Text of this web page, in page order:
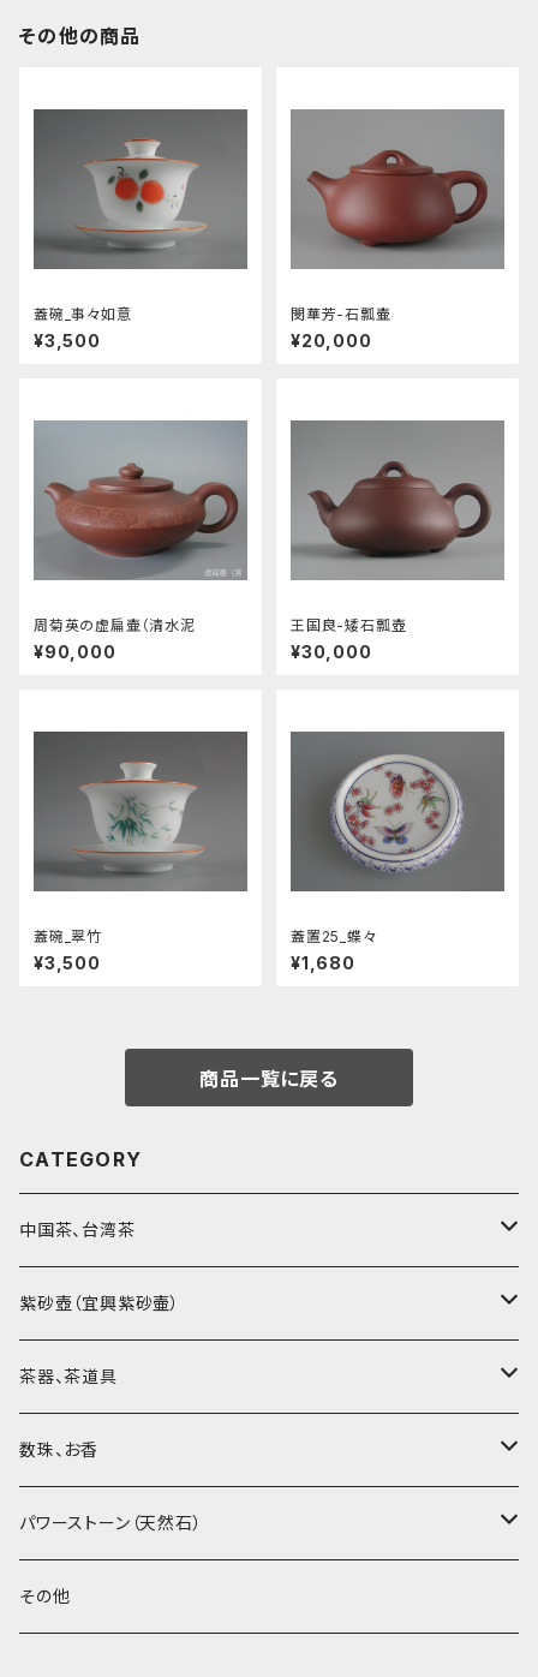
その他の商品
蓋碗_事々如意
¥3,500
閔華芳-石瓢壷
¥20,000
周菊英の虚扁壷（清水泥
¥90,000
王国良-矮石瓢壺
¥30,000
蓋碗_翠竹
¥3,500
蓋置25_蝶々
¥1,680
商品一覧に戻る
CATEGORY
中国茶、台湾茶
烏龍茶（ウーロン茶）
黒茶（緊圧茶、普洱茶）
紅茶、白茶、緑茶
茶外茶、工藝茶、その他
紫砂壺（宜興紫砂壷）
大師、名人、高工の作品
周菊英（高級工藝美術師）
高級工藝美術師の作品
王柯鈞（高級工藝美術師）
茶器、茶道具
茶杯、聞香杯
茶海、茶漏（茶漉し）
蓋碗、壷承、茶船
数珠、お香
お香、香炉
数珠、その他
パワーストーン（天然石）
アゲート（瑪瑙）
その他